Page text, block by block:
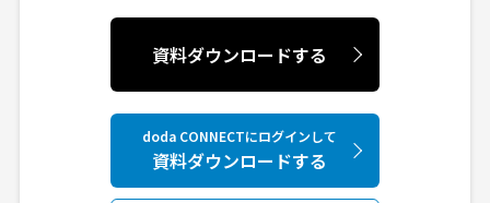
資料ダウンロードする
doda CONNECTにログインして
資料ダウンロードする